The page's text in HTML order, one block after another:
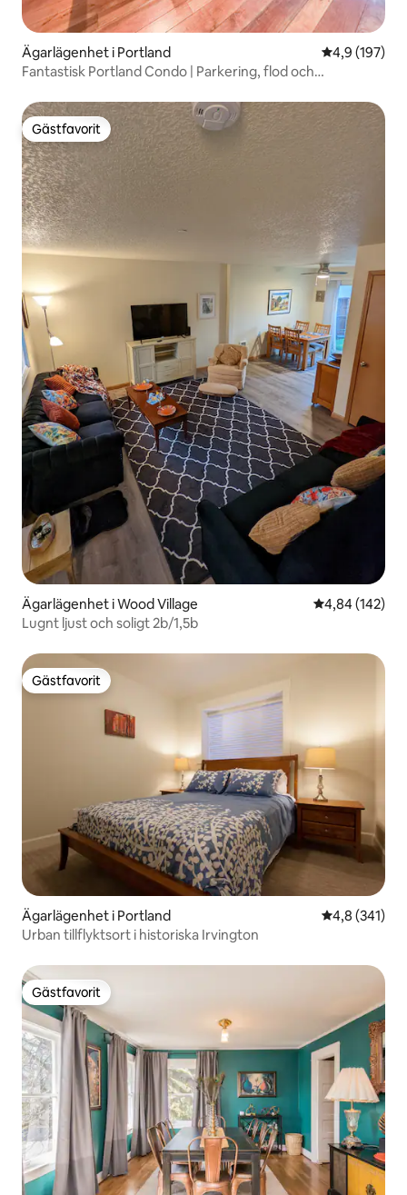
Ägarlägenhet i Portland 4,9 av 5 i
4,9 (197)
Fantastisk Portland Condo | Parkering, flod och
Gästfavorit
Gästfavorit
Ägarlägenhet i Wood Village 4,84 av 5 i
4,84 (142)
Lugnt ljust och soligt 2b/1,5b
Gästfavorit
Gästfavorit
Ägarlägenhet i Portland 4,8 av 5 i
4,8 (341)
Urban tillflyktsort i historiska Irvington
Gästfavorit
Gästfavorit